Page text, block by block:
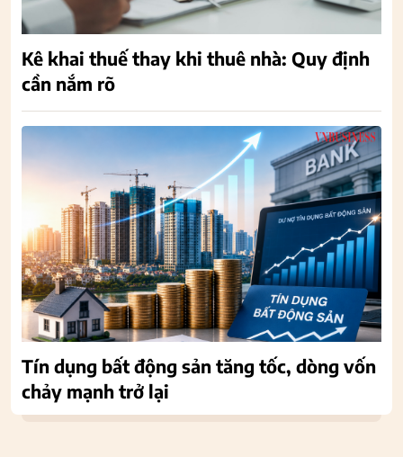
Kê khai thuế thay khi thuê nhà: Quy định
cần nắm rõ
Tín dụng bất động sản tăng tốc, dòng vốn
chảy mạnh trở lại